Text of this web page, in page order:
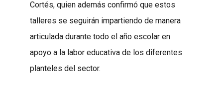
Cortés, quien además confirmó que estos
talleres se seguirán impartiendo de manera
articulada durante todo el año escolar en
apoyo a la labor educativa de los diferentes
planteles del sector.